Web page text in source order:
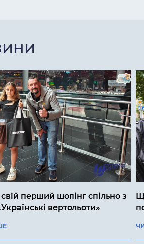
перший шопінг спільно з
вертольоти»